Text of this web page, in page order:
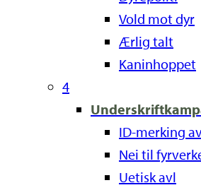
Vold mot dyr
Ærlig talt
Kaninhoppet
4
ID-merking
Nei til
Uetisk avl